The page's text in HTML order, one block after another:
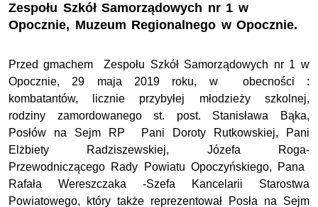
Zespołu Szkół Samorządowych nr 1 w
Opocznie, Muzeum Regionalnego w Opocznie.
Przed gmachem Zespołu Szkół Samorządowych nr 1 w
Opocznie, 29 maja 2019 roku, w obecności :
kombatantów, licznie przybyłej młodzieży szkolnej,
rodziny zamordowanego st. post. Stanisława Bąka,
Posłów na Sejm RP Pani Doroty Rutkowskiej, Pani
Elżbiety Radziszewskiej, Józefa Roga-
Przewodniczącego Rady Powiatu Opoczyńskiego, Pana
Rafała Wereszczaka -Szefa Kancelarii Starostwa
Powiatowego, który także reprezentował Posła na Sejm